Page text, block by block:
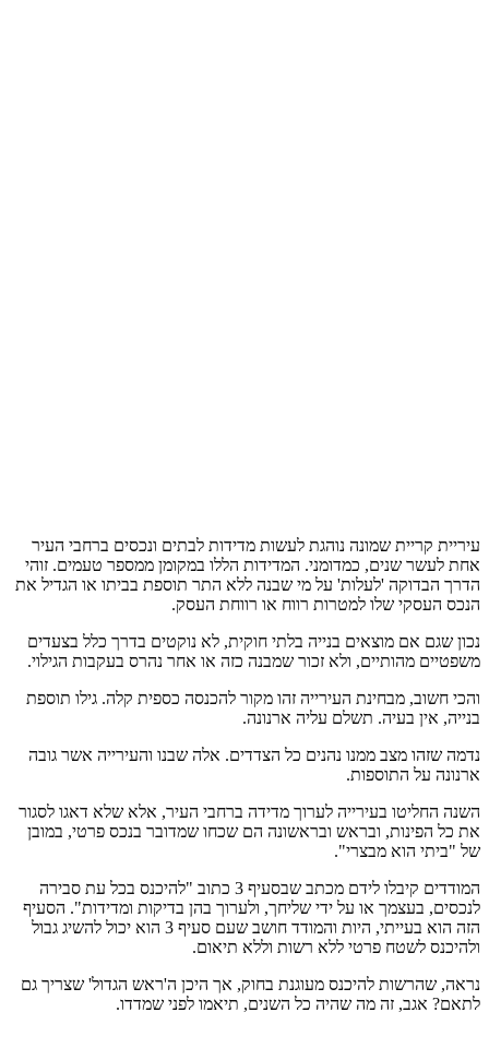
עיריית קריית שמונה נוהגת לעשות מדידות לבתים ונכסים ברחבי העיר
אחת לעשר שנים, כמדומני. המדידות הללו במקומן ממספר טעמים. זוהי
הדרך הבדוקה 'לעלות' על מי שבנה ללא התר תוספת בביתו או הגדיל את
הנכס העסקי שלו למטרות רווח או רווחת העסק.
נכון שגם אם מוצאים בנייה בלתי חוקית, לא נוקטים בדרך כלל בצעדים
משפטיים מהותיים, ולא זכור שמבנה כזה או אחר נהרס בעקבות הגילוי.
והכי חשוב, מבחינת העירייה זהו מקור להכנסה כספית קלה. גילו תוספת
בנייה, אין בעיה. תשלם עליה ארנונה.
נדמה שזהו מצב ממנו נהנים כל הצדדים. אלה שבנו והעירייה אשר גובה
ארנונה על התוספות.
השנה החליטו בעירייה לערוך מדידה ברחבי העיר, אלא שלא דאגו לסגור
את כל הפינות, ובראש ובראשונה הם שכחו שמדובר בנכס פרטי, במובן
של "ביתי הוא מבצרי".
המודדים קיבלו לידם מכתב שבסעיף 3 כתוב "להיכנס בכל עת סבירה
לנכסים, בעצמך או על ידי שליחך, ולערוך בהן בדיקות ומדידות". הסעיף
הזה הוא בעייתי, היות והמודד חושב שעם סעיף 3 הוא יכול להשיג גבול
ולהיכנס לשטח פרטי ללא רשות וללא תיאום.
נראה, שהרשות להיכנס מעוגנת בחוק, אך היכן ה'ראש הגדול' שצריך גם
לתאם? אגב, זה מה שהיה כל השנים, תיאמו לפני שמדדו.